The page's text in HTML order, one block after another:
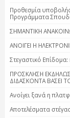
Προθεσμία
Προγράμματα
ΣΗΜΑΝΤΙΚΗ
ΑΝΟΙΓΕΙ Η
Στεγαστικό
ΠΡΟΣΚΛΗΣΗ
ΔΙΔΑΣΚΟΝΤΑ ΒΑΣΕΙ
Ανοίγει ξανά η
Αποτελέσματα